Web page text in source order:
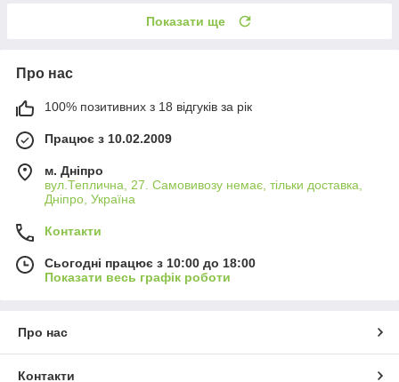
Показати ще
Про нас
100% позитивних з 18 відгуків за рік
Працює з 10.02.2009
м. Дніпро
вул.Теплична, 27. Самовивозу немає, тільки доставка,
Дніпро, Україна
Контакти
Сьогодні працює з 10:00 до 18:00
Показати весь графік роботи
Про нас
Контакти